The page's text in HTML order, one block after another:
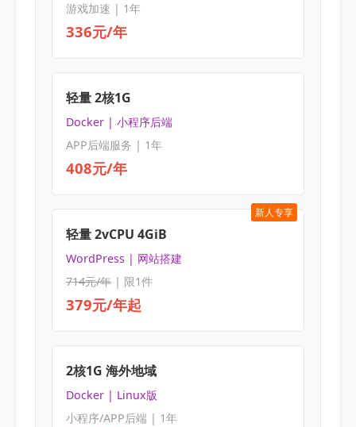
游戏加速 | 1年
336元/年
轻量 2核1G
Docker | 小程序后端
APP后端服务 | 1年
408元/年
新人专享
轻量 2vCPU 4GiB
WordPress | 网站搭建
714元/年| 限1件
379元/年起
2核1G 海外地域
Docker | Linux版
小程序/APP后端 | 1年